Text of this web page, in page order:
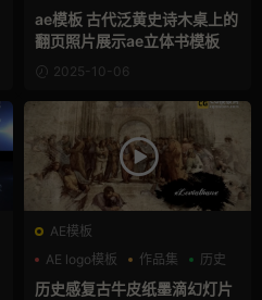
ae模板 古代泛黄史诗木桌上的
翻页照片展示ae立体书模板
2025-10-06
AE模板
AE logo模板
作品集 历史
历史感复古牛皮纸墨滴幻灯片